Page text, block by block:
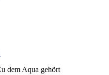
dem Aqua gehört